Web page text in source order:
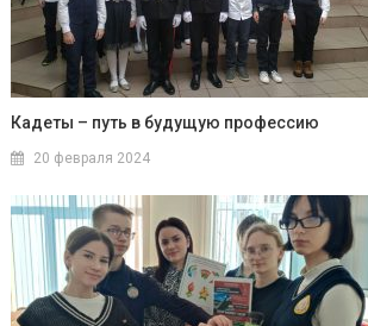
Кадеты – путь в будущую профессию
20 февраля 2024